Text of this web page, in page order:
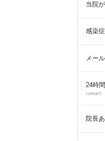
当院
感染
メー
24時
contact
院長